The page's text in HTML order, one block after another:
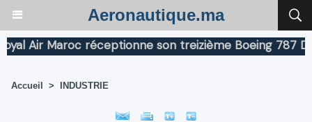
Aeronautique.ma
Air Maroc réceptionne son treizième Boeing 787
Accueil > INDUSTRIE